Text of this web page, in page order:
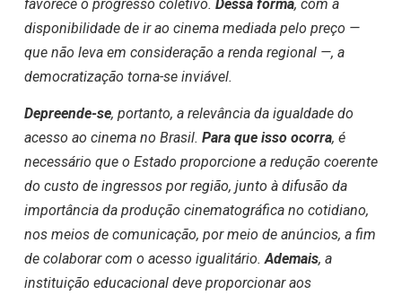
favorece o progresso coletivo. Dessa forma, com a
disponibilidade de ir ao cinema mediada pelo preço —
que não leva em consideração a renda regional —, a
democratização torna-se inviável.
Depreende-se, portanto, a relevância da igualdade do
acesso ao cinema no Brasil. Para que isso ocorra, é
necessário que o Estado proporcione a redução coerente
do custo de ingressos por região, junto à difusão da
importância da produção cinematográfica no cotidiano,
nos meios de comunicação, por meio de anúncios, a fim
de colaborar com o acesso igualitário.Ademais, a
instituição educacional deve proporcionar aos